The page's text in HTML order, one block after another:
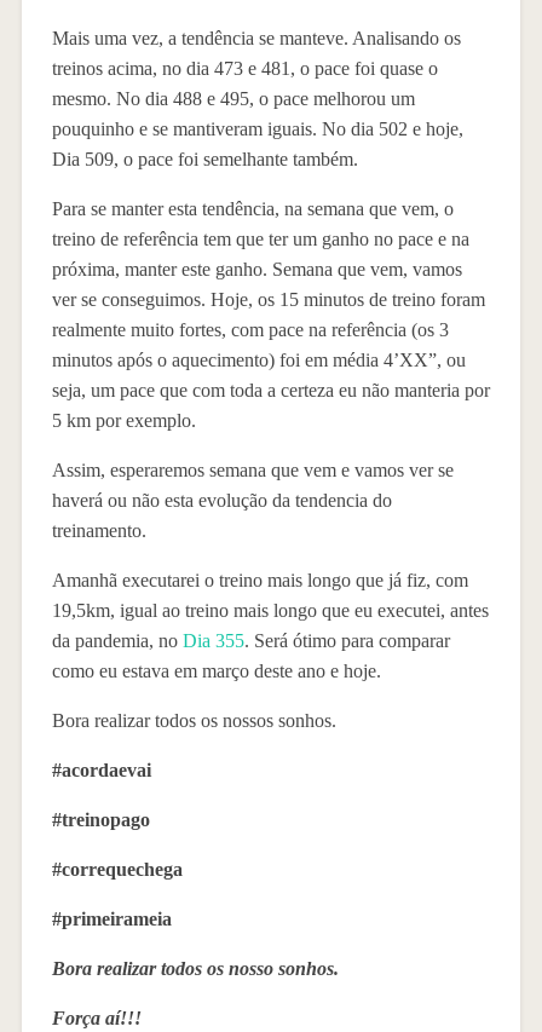
Mais uma vez, a tendência se manteve. Analisando os
treinos acima, no dia 473 e 481, o pace foi quase o
mesmo. No dia 488 e 495, o pace melhorou um
pouquinho e se mantiveram iguais. No dia 502 e hoje,
Dia 509, o pace foi semelhante também.
Para se manter esta tendência, na semana que vem, o
treino de referência tem que ter um ganho no pace e na
próxima, manter este ganho. Semana que vem, vamos
ver se conseguimos. Hoje, os 15 minutos de treino foram
realmente muito fortes, com pace na referência (os 3
minutos após o aquecimento) foi em média 4’XX”, ou
seja, um pace que com toda a certeza eu não manteria por
5 km por exemplo.
Assim, esperaremos semana que vem e vamos ver se
haverá ou não esta evolução da tendencia do
treinamento.
Amanhã executarei o treino mais longo que já fiz, com
19,5km, igual ao treino mais longo que eu executei, antes
da pandemia, no Dia 355. Será ótimo para comparar
como eu estava em março deste ano e hoje.
Bora realizar todos os nossos sonhos.
#acordaevai
#treinopago
#correquechega
#primeirameia
Bora realizar todos os nosso sonhos.
Força aí!!!